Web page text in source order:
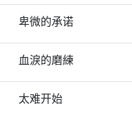
卑微的承诺
血淚的磨練
太难开始